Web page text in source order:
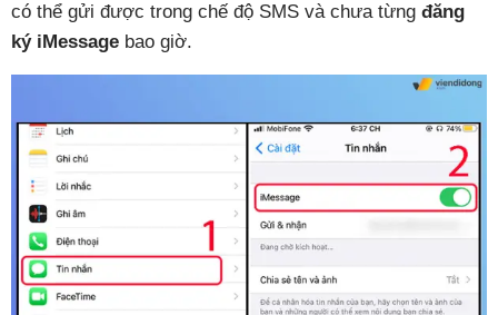
có thể gửi được trong chế độ SMS và chưa từng đăng
ký iMessage bao giờ.